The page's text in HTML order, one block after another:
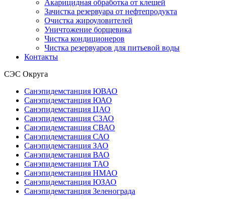
Акарицидная обработка от клещей
Зачистка резервуара от нефтепродукта
Очистка жироуловителей
Уничтожение борщевика
Чистка кондиционеров
Чистка резервуаров для питьевой воды
Контакты
СЭС Округа
Санэпидемстанция ЮВАО
Санэпидемстанция ЮАО
Санэпидемстанция ЦАО
Санэпидемстанция СЗАО
Санэпидемстанция СВАО
Санэпидемстанция САО
Санэпидемстанция ЗАО
Санэпидемстанция ВАО
Санэпидемстанция ТАО
Санэпидемстанция НМАО
Санэпидемстанция ЮЗАО
Санэпидемстанция Зеленограда